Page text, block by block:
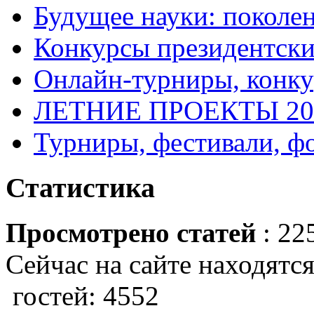
Будущее науки:
Конкурсы
Онлайн-турниры,
ЛЕТНИЕ ПРОЕКТЫ
Турниры, фестивали,
Статистика
Просмотрено статей :
Сейчас на сайте
гостей: 4552